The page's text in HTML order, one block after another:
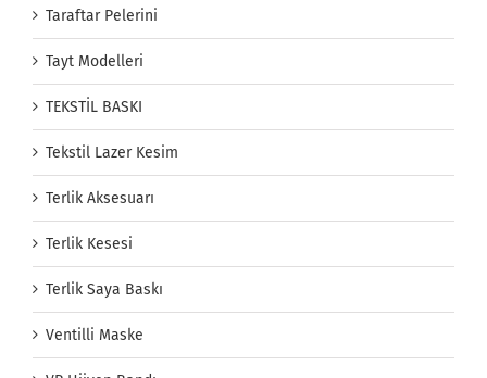
Taraftar Pelerini
Tayt Modelleri
TEKSTİL BASKI
Tekstil Lazer Kesim
Terlik Aksesuarı
Terlik Kesesi
Terlik Saya Baskı
Ventilli Maske